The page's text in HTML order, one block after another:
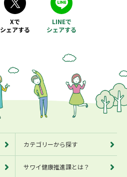
Xで
シェアする
LINEで
シェアする
カテゴリーから探す
サワイ健康推進課とは？